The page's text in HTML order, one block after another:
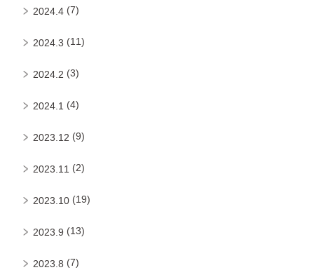
2024.4 (7)
2024.3 (11)
2024.2 (3)
2024.1 (4)
2023.12 (9)
2023.11 (2)
2023.10 (19)
2023.9 (13)
2023.8 (7)